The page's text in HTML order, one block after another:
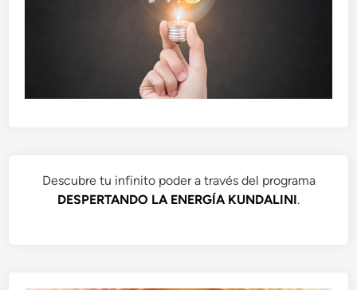
Descubre tu infinito poder a través del programa
DESPERTANDO LA ENERGÍA KUNDALINI.